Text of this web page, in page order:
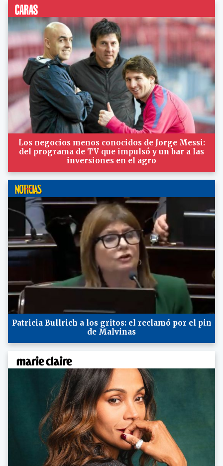
Los negocios menos conocidos de Jorge Messi:
del programa de TV que impulsó y un bar a las
inversiones en el agro
Patricia Bullrich a los gritos: el reclamó por el pin
de Malvinas